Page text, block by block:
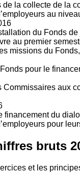
de la collecte de la
au
du Fonds
au premier
missions du
pour le
aux
financement du
pour
bruts
et les